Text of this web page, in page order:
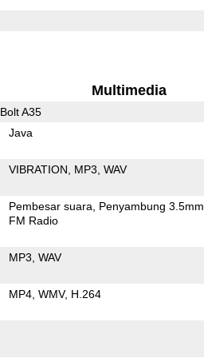
Multimedia
Bolt A35
Java
VIBRATION MP3 WAV
Pembesar suara
Penyambung 3.5mm
FM Radio
MP3 WAV
MP4 WMV H.264